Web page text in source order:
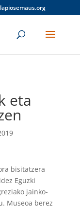
eta
bisitatzera
Eguzki
jainko-
Museoa berez